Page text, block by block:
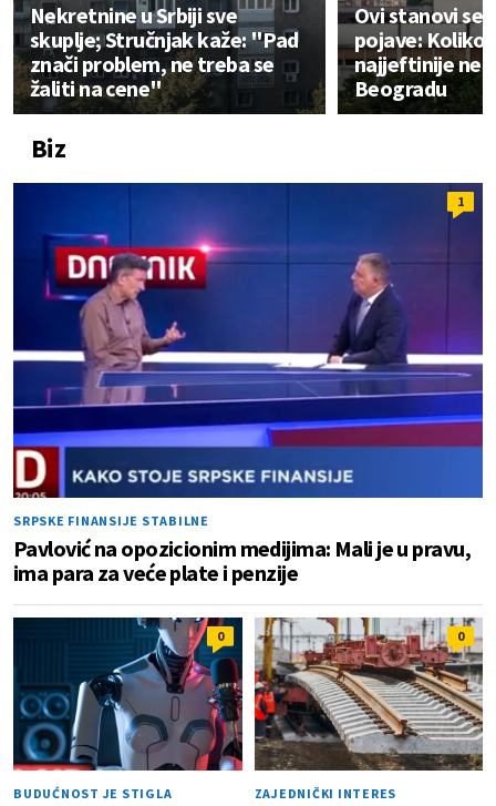
Nekretnine u Srbiji sve
skuplje; Stručnjak kaže: "Pad
znači problem, ne treba se
žaliti na cene"
Ovi stanovi se
pojave: Koliko
najjeftinije
Beogradu
Biz
1
SRPSKE FINANSIJE STABILNE
Pavlović na opozicionim medijima: Mali je u pravu,
ima para za veće plate i penzije
0
BUDUĆNOST JE STIGLA
0
ZAJEDNIČKI INTERES